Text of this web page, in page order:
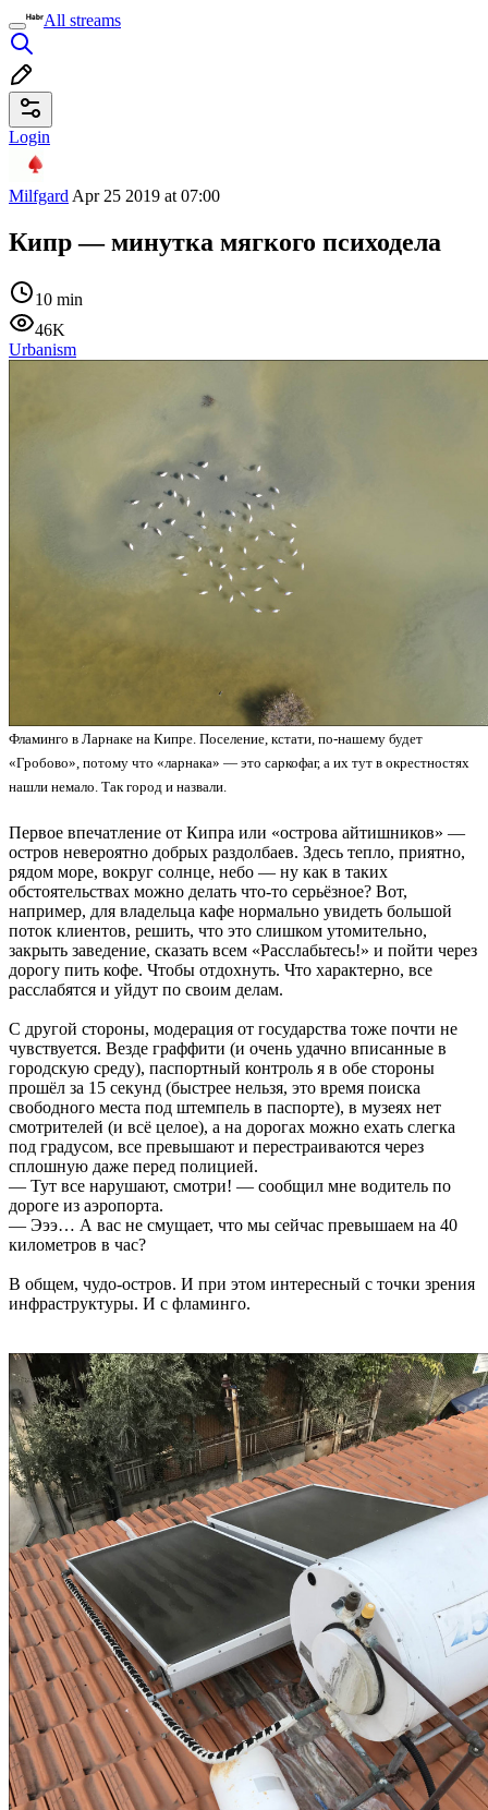
All streams
Login
Milfgard Apr 25 2019 at 07:00
Кипр — минутка мягкого психодела
10 min
46K
Urbanism
Фламинго в Ларнаке на Кипре. Поселение, кстати, по-нашему будет
«Гробово», потому что «ларнака» — это саркофаг, а их тут в окрестностях
нашли немало. Так город и назвали.
Первое впечатление от Кипра или «острова айтишников» —
остров невероятно добрых раздолбаев. Здесь тепло, приятно,
рядом море, вокруг солнце, небо — ну как в таких
обстоятельствах можно делать что-то серьёзное? Вот,
например, для владельца кафе нормально увидеть большой
поток клиентов, решить, что это слишком утомительно,
закрыть заведение, сказать всем «Расслабьтесь!» и пойти через
дорогу пить кофе. Чтобы отдохнуть. Что характерно, все
расслабятся и уйдут по своим делам.
С другой стороны, модерация от государства тоже почти не
чувствуется. Везде граффити (и очень удачно вписанные в
городскую среду), паспортный контроль я в обе стороны
прошёл за 15 секунд (быстрее нельзя, это время поиска
свободного места под штемпель в паспорте), в музеях нет
смотрителей (и всё целое), а на дорогах можно ехать слегка
под градусом, все превышают и перестраиваются через
сплошную даже перед полицией.
— Тут все нарушают, смотри! — сообщил мне водитель по
дороге из аэропорта.
— Эээ… А вас не смущает, что мы сейчас превышаем на 40
километров в час?
В общем, чудо-остров. И при этом интересный с точки зрения
инфраструктуры. И с фламинго.